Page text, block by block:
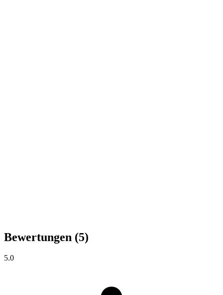
Bewertungen (5)
5.0